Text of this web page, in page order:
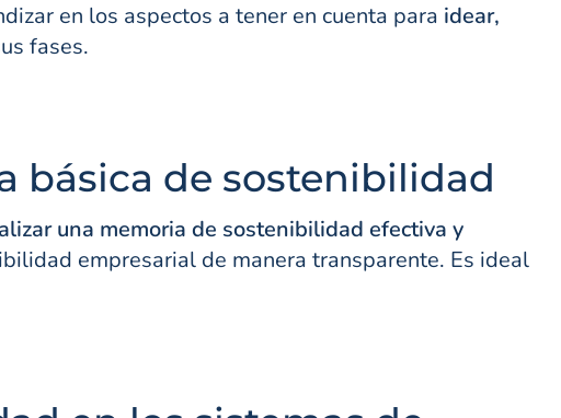
en los aspectos a tener en cuenta para idear,
fases.
básica de sostenibilidad
una memoria de sostenibilidad efectiva y
empresarial de manera transparente. Es ideal